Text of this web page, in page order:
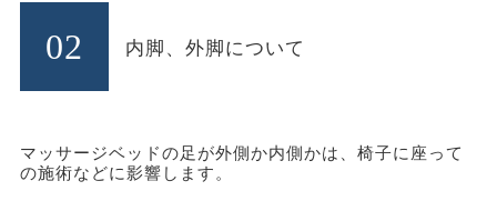
02 内脚、外脚について
マッサージベッドの足が外側か内側かは、椅子に座って
の施術などに影響します。